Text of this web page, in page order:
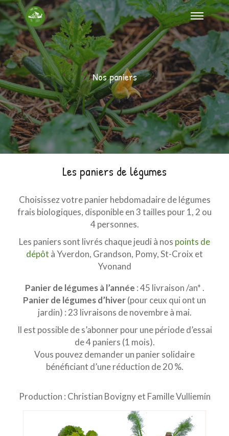
Nos paniers
Les paniers de légumes
Choisissez votre panier hebdomadaire de légumes
frais biologiques, disponible en 3 tailles pour 1, 2 ou
4 personnes.
Les paniers sont livrés chaque jeudi à nos points de
dépôt à Yverdon, Grandson, Pomy, St-Croix et
Yvonand
Panier de légumes à l’année : 45 livraison /an* .
Panier de légumes d’hiver(pour ceux qui ont un
jardin) : 23 livraisons de novembre à mai.
Il est possible de s’abonner pour une période d’essai
de 4 paniers (1 mois).
Vous pouvez demander un panier solidaire
bénéficiant d’une réduction de 20 %.
Production : Christian Bovigny et Famille Vulliemin